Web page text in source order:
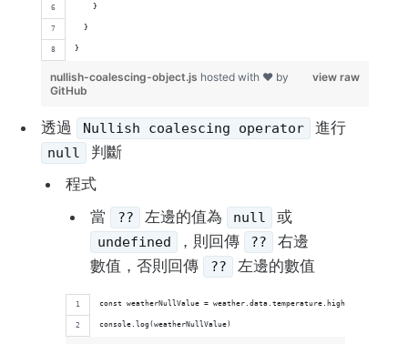
    }
  }
}
view raw
nullish-coalescing-object.js hosted with ❤ by
GitHub
透過 Nullish coalescing operator 進行
null
判斷
程式
當
?? 左邊的值為 null 或
undefined ，則回傳 ??
右邊
數值，否則回傳
?? 左邊的數值
const weatherNullValue = weather.data.temperature.high ?? 'default
console.log(weatherNullValue)